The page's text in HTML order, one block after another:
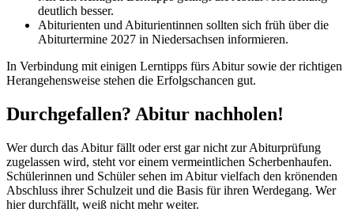
deutlich besser.
Abiturienten und Abiturientinnen sollten sich früh über die
Abiturtermine 2027 in Niedersachsen informieren.
In Verbindung mit einigen Lerntipps fürs Abitur sowie der richtigen
Herangehensweise stehen die Erfolgschancen gut.
Durchgefallen? Abitur nachholen!
Wer durch das Abitur fällt oder erst gar nicht zur Abiturprüfung
zugelassen wird, steht vor einem vermeintlichen Scherbenhaufen.
Schülerinnen und Schüler sehen im Abitur vielfach den krönenden
Abschluss ihrer Schulzeit und die Basis für ihren Werdegang. Wer
hier durchfällt, weiß nicht mehr weiter.